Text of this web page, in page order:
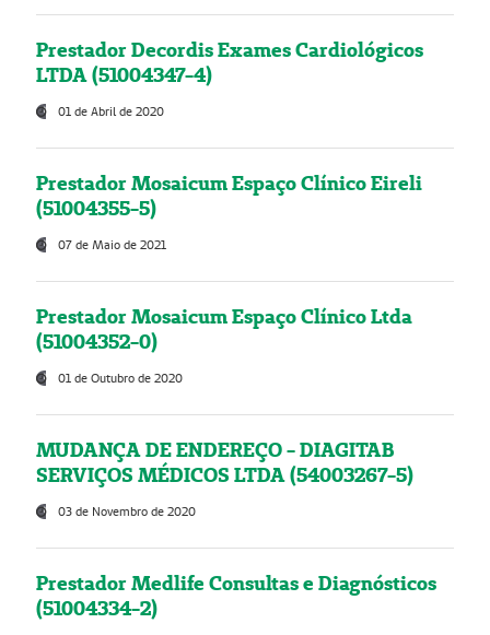
Prestador Decordis Exames Cardiológicos
LTDA (51004347-4)
01 de Abril de 2020
Prestador Mosaicum Espaço Clínico Eireli
(51004355-5)
07 de Maio de 2021
Prestador Mosaicum Espaço Clínico Ltda
(51004352-0)
01 de Outubro de 2020
MUDANÇA DE ENDEREÇO - DIAGITAB
SERVIÇOS MÉDICOS LTDA (54003267-5)
03 de Novembro de 2020
Prestador Medlife Consultas e Diagnósticos
(51004334-2)